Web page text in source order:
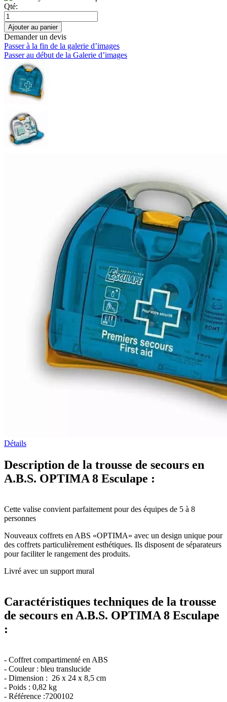
Qté:
Ajouter au panier
Demander un devis
Passer à la fin de la galerie d’images
Passer au début de la Galerie d’images
Détails
Description de la trousse de secours en
A.B.S. OPTIMA 8 Esculape :
Cette valise convient parfaitement pour des équipes de 5 à 8
personnes
Nouveaux coffrets en ABS «OPTIMA» avec un design unique pour
des coffrets particulièrement esthétiques. Ils disposent de séparateurs
pour faciliter le rangement des produits.
Livré avec un support mural
Caractéristiques techniques de la trousse
de secours en A.B.S. OPTIMA 8 Esculape
:
- Coffret compartimenté en ABS
- Couleur : bleu translucide
- Dimension : 26 x 24 x 8,5 cm
- Poids : 0,82 kg
- Référence :7200102